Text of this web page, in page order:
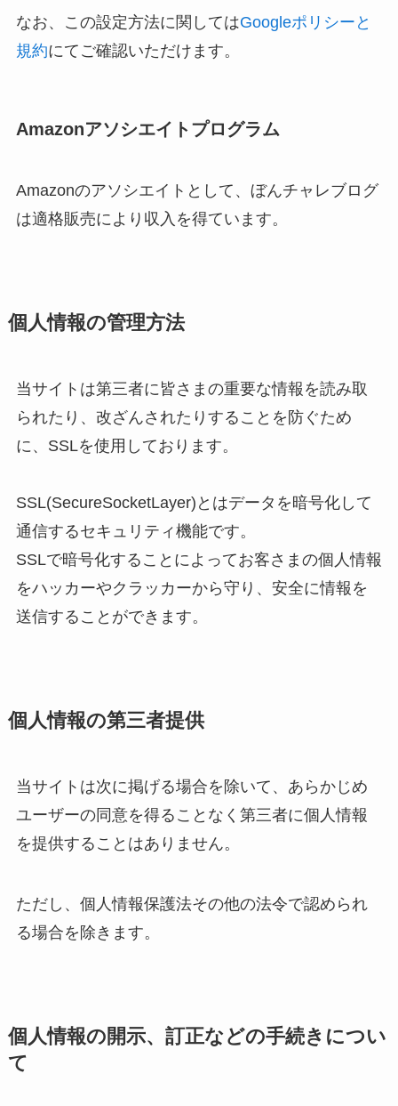
なお、この設定方法に関してはGoogleポリシーと
規約にてご確認いただけます。
Amazonアソシエイトプログラム
Amazonのアソシエイトとして、ぼんチャレブログ
は適格販売により収入を得ています。
個人情報の管理方法
当サイトは第三者に皆さまの重要な情報を読み取
られたり、改ざんされたりすることを防ぐため
に、SSLを使用しております。
SSL(SecureSocketLayer)とはデータを暗号化して
通信するセキュリティ機能です。
SSLで暗号化することによってお客さまの個人情報
をハッカーやクラッカーから守り、安全に情報を
送信することができます。
個人情報の第三者提供
当サイトは次に掲げる場合を除いて、あらかじめ
ユーザーの同意を得ることなく第三者に個人情報
を提供することはありません。
ただし、個人情報保護法その他の法令で認められ
る場合を除きます。
個人情報の開示、訂正などの手続きについ
て